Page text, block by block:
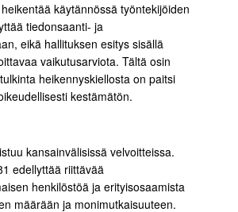
käytännössä työntekijöiden
tiedonsaanti- ja
eikä hallituksen esitys sisällä
vaikutusarviota. Tältä osin
heikennyskiellosta on paitsi
kestämätön.
kansainvälisissä velvoitteissa.
edellyttää riittävää
henkilöstöä ja erityisosaamista
määrään ja monimutkaisuuteen.